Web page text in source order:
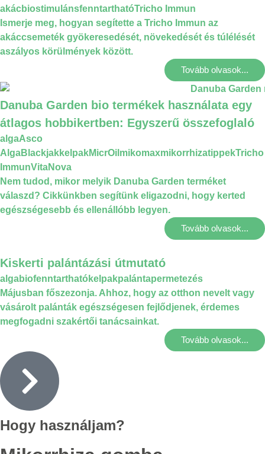
akácbiostimulánsfenntarthatóTricho Immun
Ismerje meg, hogyan segítette a Tricho Immun az
akáccsemeték gyökeresedését, növekedését és túlélését
aszályos körülmények között.
Tovább olvasok...
Danuba Garden bio termékek használata egy
átlagos hobbikertben: Egyszerű összefoglaló
algaAsco
AlgaBlackjakkelpakMicrOil mikomaxmikorrhizatippekTricho
ImmunVitaNova
Nem tudod, mikor melyik Danuba Garden terméket
válaszd? Cikkünkben segítünk eligazodni, hogy kerted
egészségesebb és ellenállóbb legyen.
Tovább olvasok...
Kiskerti palántázási útmutató
algabiofenntartható kelpakpalántapermetezés
Májusban főszezonja. Ahhoz, hogy az otthon nevelt vagy
vásárolt palánták egészségesen fejlődjenek, érdemes
megfogadni szakértői tanácsainkat.
Tovább olvasok...
Hogy használjam?